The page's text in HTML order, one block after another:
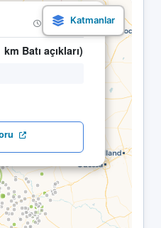
22.04 12:31
Batı açıkları)
×